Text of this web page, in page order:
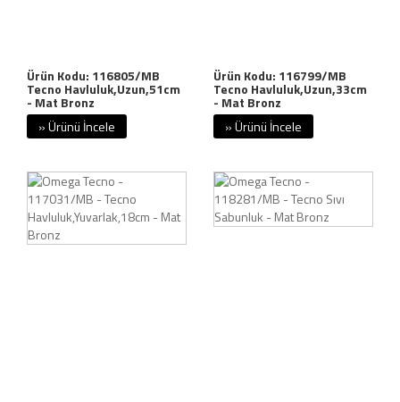
Ürün Kodu: 116805/MB
Tecno Havluluk,Uzun,51cm
- Mat Bronz
» Ürünü İncele
Ürün Kodu: 116799/MB
Tecno Havluluk,Uzun,33cm
- Mat Bronz
» Ürünü İncele